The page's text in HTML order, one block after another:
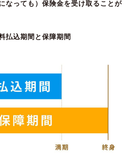
なっても）保険金を受け取ることが
払込期間と保障期間